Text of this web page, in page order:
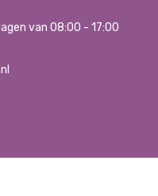
van 08:00 - 17:00